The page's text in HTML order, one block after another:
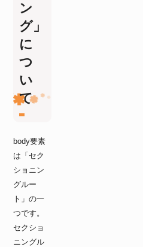
ン
グ」
に
つ
い
て
body要素
は「セク
ショニン
グルー
ト」の一
つです。
セクショ
ニングル